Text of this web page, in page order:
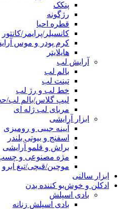
پنکک
رژگونه
قطره احیا
کانسیلر/پرایمر/کانتور
کرم پودر و موس
هایلایتر
آرایش لب
بالم لب
تینت لب
خط لب و رژ لب
لیپ گلاس/بالم لب/
مربای لب ژله ای
ابزار آرایشی
آیینه جیبی و رومیزی
اسفنج و بیوتی بلندر
براش و قلمو آرایشی
مژه مصنوعی و
موچین/قیچی/تیغ ابرو
ابزار سالنی
ادکلن و خوش‌بو کننده بدن
بادی اسپلش
بادی اسپلش زنانه